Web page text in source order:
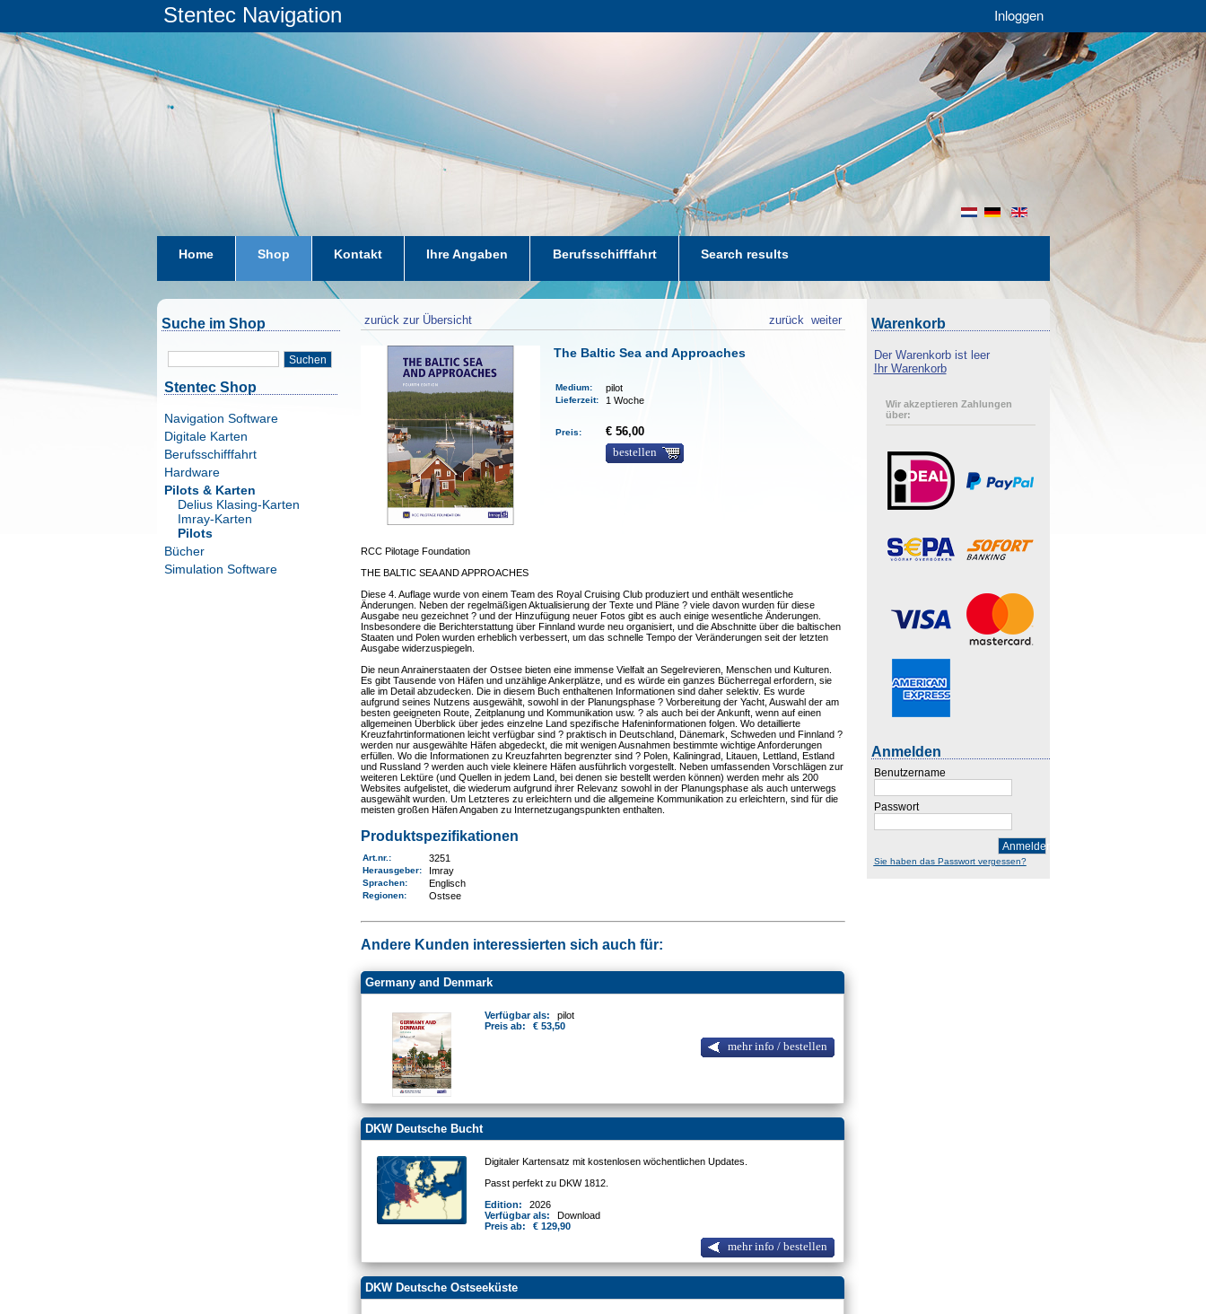
Stentec Navigation Inloggen
en
de
nl
Home Shop Kontakt Ihre Angaben Berufsschifffahrt Search results
Suche im Shop
Suchen
Stentec Shop
Navigation Software
Digitale Karten
Berufsschifffahrt
Hardware
Pilots & Karten
Delius Klasing-Karten
Imray-Karten
Pilots
Bücher
Simulation Software
zurück zur Übersicht weiter
zurück
The Baltic Sea and Approaches
Medium: pilot
Lieferzeit: 1 Woche
Preis:
€ 56,00
bestellen
RCC Pilotage Foundation
THE BALTIC SEA AND APPROACHES
Diese 4. Auflage wurde von einem Team des Royal Cruising Club produziert und enthält wesentliche
Änderungen. Neben der regelmäßigen Aktualisierung der Texte und Pläne ? viele davon wurden für diese
Ausgabe neu gezeichnet ? und der Hinzufügung neuer Fotos gibt es auch einige wesentliche Änderungen.
Insbesondere die Berichterstattung über Finnland wurde neu organisiert, und die Abschnitte über die baltischen
Staaten und Polen wurden erheblich verbessert, um das schnelle Tempo der Veränderungen seit der letzten
Ausgabe widerzuspiegeln.
Die neun Anrainerstaaten der Ostsee bieten eine immense Vielfalt an Segelrevieren, Menschen und Kulturen.
Es gibt Tausende von Häfen und unzählige Ankerplätze, und es würde ein ganzes Bücherregal erfordern, sie
alle im Detail abzudecken. Die in diesem Buch enthaltenen Informationen sind daher selektiv. Es wurde
aufgrund seines Nutzens ausgewählt, sowohl in der Planungsphase ? Vorbereitung der Yacht, Auswahl der am
besten geeigneten Route, Zeitplanung und Kommunikation usw. ? als auch bei der Ankunft, wenn auf einen
allgemeinen Überblick über jedes einzelne Land spezifische Hafeninformationen folgen. Wo detaillierte
Kreuzfahrtinformationen leicht verfügbar sind ? praktisch in Deutschland, Dänemark, Schweden und Finnland ?
werden nur ausgewählte Häfen abgedeckt, die mit wenigen Ausnahmen bestimmte wichtige Anforderungen
erfüllen. Wo die Informationen zu Kreuzfahrten begrenzter sind ? Polen, Kaliningrad, Litauen, Lettland, Estland
und Russland ? werden auch viele kleinere Häfen ausführlich vorgestellt. Neben umfassenden Vorschlägen zur
weiteren Lektüre (und Quellen in jedem Land, bei denen sie bestellt werden können) werden mehr als 200
Websites aufgelistet, die wiederum aufgrund ihrer Relevanz sowohl in der Planungsphase als auch unterwegs
ausgewählt wurden. Um Letzteres zu erleichtern und die allgemeine Kommunikation zu erleichtern, sind für die
meisten großen Häfen Angaben zu Internetzugangspunkten enthalten.
Produktspezifikationen
Art.nr. : 3251
Herausgeber: Imray
Sprachen: Englisch
Regionen: Ostsee
Andere Kunden interessierten sich auch für:
Germany and Denmark
Verfügbar als:
pilot
Preis ab:
€ 53,50
mehr info / bestellen
DKW Deutsche Bucht
Digitaler Kartensatz mit kostenlosen wöchentlichen Updates.
Passt perfekt zu DKW 1812.
Edition:
2026
Verfügbar als:
Download
Preis ab:
€ 129,90
mehr info / bestellen
DKW Deutsche Ostseeküste
Warenkorb
Der Warenkorb ist leer
Ihr Warenkorb
Wir akzeptieren Zahlungen
über:
Anmelden
Benutzername
Passwort
Anmelden
Sie haben das Passwort vergessen?